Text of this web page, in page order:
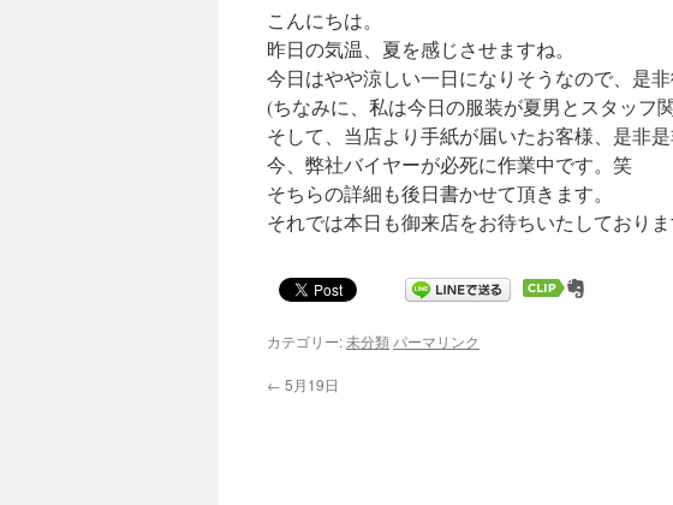
へ
キ
プ
こんにちは。
昨日の気温、夏を感じさせますね。
今日はやや涼しい一日になりそうなので、是非
(ちなみに、私は今日の服装が夏男とスタッフ
そして、当店より手紙が届いたお客様、是非是
今、弊社バイヤーが必死に作業中です。笑
そちらの詳細も後日書かせて頂きます。
それでは本日も御来店をお待ちいたしておりま
カテゴリー:未分類 パーマリンク
← 5月19日